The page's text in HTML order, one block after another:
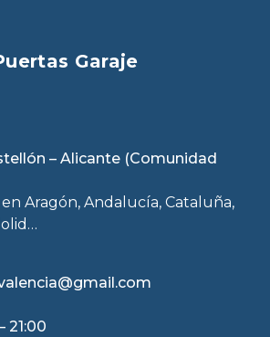
Garaje
– Alicante (Comunidad
Aragón, Andalucía, Cataluña,
21:00